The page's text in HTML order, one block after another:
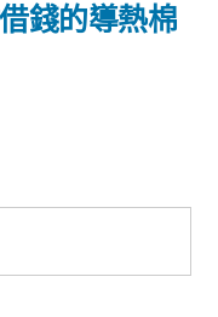
錢的導熱棉